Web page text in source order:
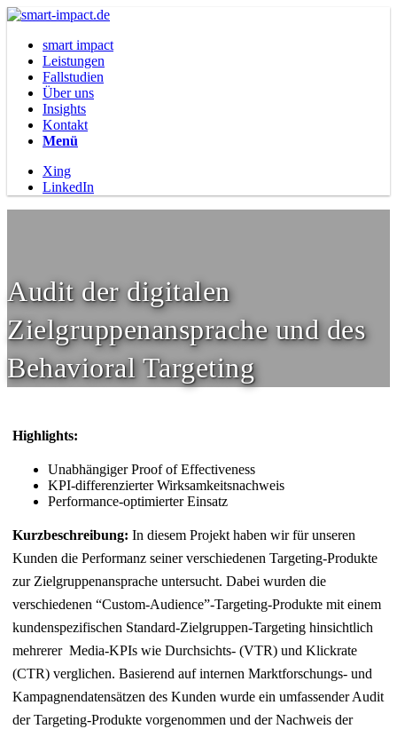
smart impact
Leistungen
Fallstudien
Über uns
Insights
Kontakt
Menü
Xing
LinkedIn
Audit der digitalen
Zielgruppenansprache und des
Behavioral Targeting
Highlights:
Unabhängiger Proof of Effectiveness
KPI-differenzierter Wirksamkeitsnachweis
Performance-optimierter Einsatz
Kurzbeschreibung: In diesem Projekt haben wir für unseren
Kunden die Performanz seiner verschiedenen Targeting-Produkte
zur Zielgruppenansprache untersucht. Dabei wurden die
verschiedenen “Custom-Audience”-Targeting-Produkte mit einem
kundenspezifischen Standard-Zielgruppen-Targeting hinsichtlich
mehrerer Media-KPIs wie Durchsichts- (VTR) und Klickrate
(CTR) verglichen. Basierend auf internen Marktforschungs- und
Kampagnendatensätzen des Kunden wurde ein umfassender Audit
der Targeting-Produkte vorgenommen und der Nachweis der